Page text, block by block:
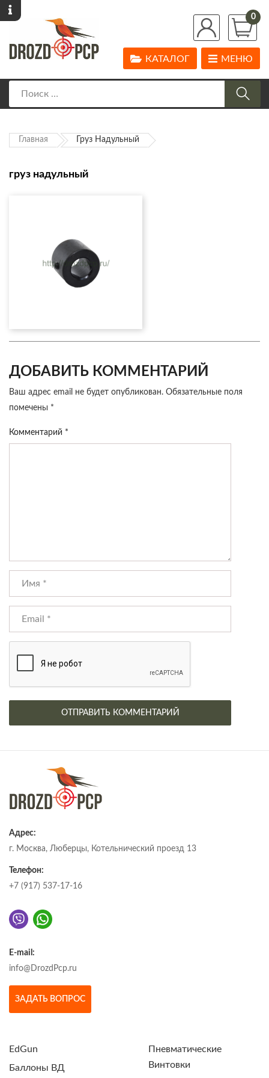
0
МЕНЮ
КАТАЛОГ
Главная Груз Надульный
груз надульный
ДОБАВИТЬ КОММЕНТАРИЙ
Ваш адрес email не будет опубликован. Обязательные поля
помечены *
Комментарий *
Адрес:
г. Москва, Люберцы, Котельнический проезд 13
Телефон:
+7 (917) 537-17-16
E-mail:
info@DrozdPcp.ru
ЗАДАТЬ ВОПРОС
EdGun
Баллоны ВД
Пневматические
Винтовки